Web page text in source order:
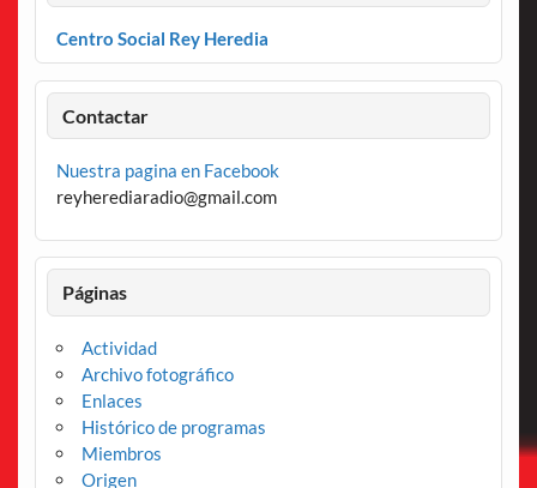
Centro Social Rey Heredia
Contactar
Nuestra pagina en Facebook
reyherediaradio@gmail.com
Páginas
Actividad
Archivo fotográfico
Enlaces
Histórico de programas
Miembros
Origen